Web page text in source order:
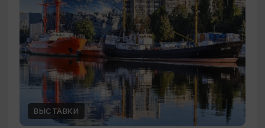
ВЫСТАВКИ